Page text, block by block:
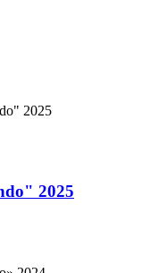
2025